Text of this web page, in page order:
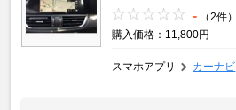
-
（2件）
購入価格：11,800円
スマホアプリ カーナビ